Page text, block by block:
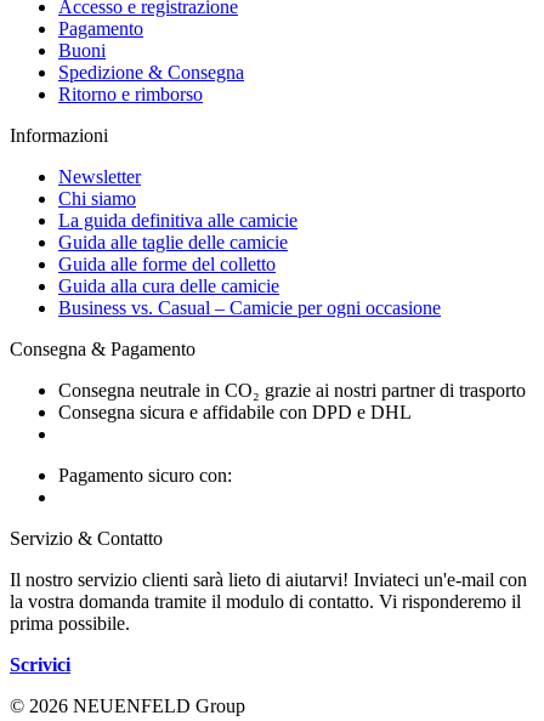
Accesso e registrazione
Pagamento
Buoni
Spedizione & Consegna
Ritorno e rimborso
Informazioni
Newsletter
Chi siamo
La guida definitiva alle camicie
Guida alle taglie delle camicie
Guida alle forme del colletto
Guida alla cura delle camicie
Business vs. Casual – Camicie per ogni occasione
Consegna & Pagamento
Consegna neutrale in CO₂ grazie ai nostri partner di trasporto
Consegna sicura e affidabile con DPD e DHL
Pagamento sicuro con:
Servizio & Contatto
Il nostro servizio clienti sarà lieto di aiutarvi! Inviateci un'e-mail con
la vostra domanda tramite il modulo di contatto. Vi risponderemo il
prima possibile.
Scrivici
© 2026 NEUENFELD Group